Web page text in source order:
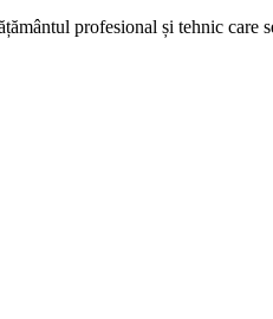
profesional și tehnic care